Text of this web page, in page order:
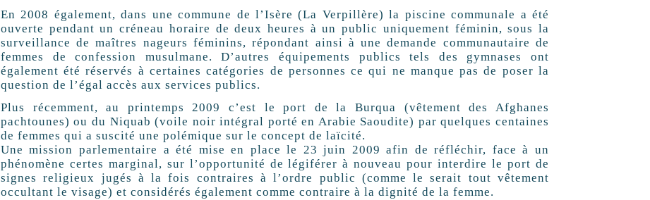
En 2008 également, dans une commune de l’Isère (La Verpillère) la piscine communale a été
ouverte pendant un créneau horaire de deux heures à un public uniquement féminin, sous la
surveillance de maîtres nageurs féminins, répondant ainsi à une demande communautaire de
femmes de confession musulmane. D’autres équipements publics tels des gymnases ont
également été réservés à certaines catégories de personnes ce qui ne manque pas de poser la
question de l’égal accès aux services publics.
Plus récemment, au printemps 2009 c’est le port de la Burqua (vêtement des Afghanes
pachtounes) ou du Niquab (voile noir intégral porté en Arabie Saoudite) par quelques centaines
de femmes qui a suscité une polémique sur le concept de laïcité.
Une mission parlementaire a été mise en place le 23 juin 2009 afin de réfléchir, face à un
phénomène certes marginal, sur l’opportunité de légiférer à nouveau pour interdire le port de
signes religieux jugés à la fois contraires à l’ordre public (comme le serait tout vêtement
occultant le visage) et considérés également comme contraire à la dignité de la femme.